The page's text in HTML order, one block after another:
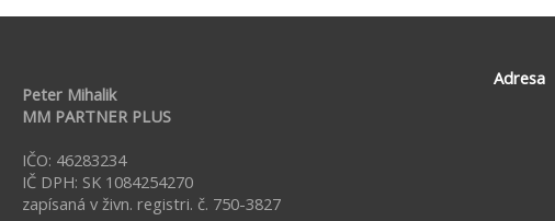
Peter Mihalik
MM PARTNER PLUS
IČO: 46283234
IČ DPH: SK 1084254270
zapísaná v živn. registri. č. 750-3827
Adresa